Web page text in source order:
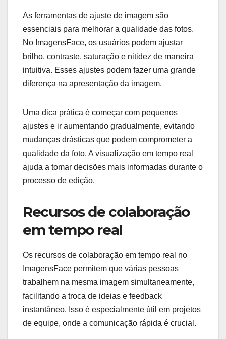
As ferramentas de ajuste de imagem são
essenciais para melhorar a qualidade das fotos.
No ImagensFace, os usuários podem ajustar
brilho, contraste, saturação e nitidez de maneira
intuitiva. Esses ajustes podem fazer uma grande
diferença na apresentação da imagem.
Uma dica prática é começar com pequenos
ajustes e ir aumentando gradualmente, evitando
mudanças drásticas que podem comprometer a
qualidade da foto. A visualização em tempo real
ajuda a tomar decisões mais informadas durante o
processo de edição.
Recursos de colaboração
em tempo real
Os recursos de colaboração em tempo real no
ImagensFace permitem que várias pessoas
trabalhem na mesma imagem simultaneamente,
facilitando a troca de ideias e feedback
instantâneo. Isso é especialmente útil em projetos
de equipe, onde a comunicação rápida é crucial.